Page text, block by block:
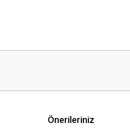
Önerileriniz